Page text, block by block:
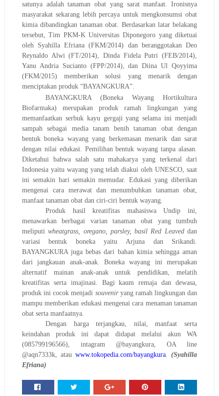
satunya adalah tanaman obat yang sarat manfaat. Ironisnya
masyarakat sekarang lebih percaya untuk mengkonsumsi obat
kimia dibandingkan tanaman obat. Berdasarkan latar belakang
tersebut, Tim PKM-K Universitas Diponegoro yang diketuai
oleh Syahilla Efriana (FKM/2014) dan beranggotakan Deo
Reynaldo Alwi (FT/2014), Dinda Fidela Putri (FEB/2014),
Yanu Andria Sucianto (FPP/2014), dan Diina Ul Qoyyima
(FKM/2015) memberikan solusi yang menarik dengan
menciptakan produk “BAYANGKURA”.
BAYANGKURA (Boneka Wayang Hortikultura
Biofarmaka) merupakan produk ramah lingkungan yang
memanfaatkan serbuk kayu gergaji yang selama ini menjadi
sampah sebagai media tanam benih tanaman obat dengan
bentuk boneka wayang yang berkemasan menarik dan sarat
dengan nilai edukasi. Pemilihan bentuk wayang tanpa alasan.
Diketahui bahwa salah satu mahakarya yang terkenal dari
Indonesia yaitu wayang yang telah diakui oleh UNESCO, saat
ini semakin hari semakin memudar. Edukasi yang diberikan
mengenai cara merawat dan menumbuhkan tanaman obat,
manfaat tanaman obat dan ciri-ciri bentuk wayang.
Produk hasil kreatifitas mahasiswa Undip ini,
menawarkan berbagai varian tanaman obat yang tumbuh
meliputiwheatgrass, oregano, parsley, basil Red Leaveddan
variasi bentuk boneka yaitu Arjuna dan Srikandi.
BAYANGKURA juga bebas dari bahan kimia sehingga aman
dari jangkauan anak-anak. Boneka wayang ini merupakan
alternatif mainan anak-anak untuk pendidikan, melatih
kreatifitas serta imajinasi. Bagi kaum remaja dan dewasa,
produk ini cocok menjadi souveniryang ramah lingkungan dan
mampu memberikan edukasi mengenai cara menaman tanaman
obat serta manfaatnya.
Dengan harga terjangkau, nilai, manfaat serta
keindahan produk ini dapat didapat melalui akun WA
(085799196566), intagram @bayangkura, OA line
@aqn7333k, atauwww.tokopedia.com/bayangkura.(Syahilla
Efriana)